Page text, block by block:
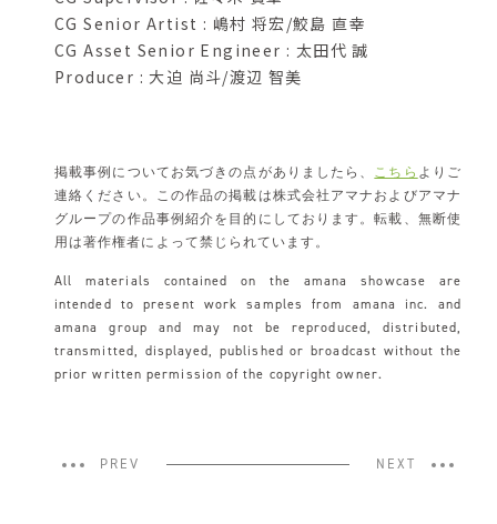
CG Senior Artist : 嶋村 将宏/鮫島 直幸
CG Asset Senior Engineer : 太田代 誠
Producer : 大迫 尚斗/渡辺 智美
掲載事例についてお気づきの点がありましたら、 こちら よりご
連絡ください。この作品の掲載は株式会社アマナおよびアマナ
グループの作品事例紹介を目的にしております。転載、無断使
用は著作権者によって禁じられています。
All materials contained on the amana showcase are
intended to present work samples from amana inc. and
amana group and may not be reproduced, distributed,
transmitted, displayed, published or broadcast without the
prior written permission of the copyright owner.
PREV NEXT